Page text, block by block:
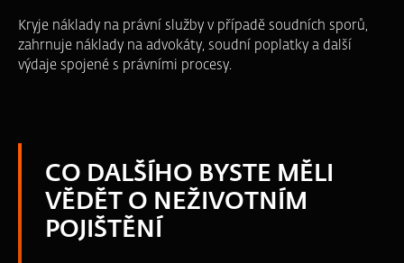
Kryje náklady na právní služby v případě soudních sporů,
zahrnuje náklady na advokáty, soudní poplatky a další
výdaje spojené s právními procesy.
CO DALŠÍHO BYSTE MĚLI
VĚDĚT O NEŽIVOTNÍM
POJIŠTĚNÍ